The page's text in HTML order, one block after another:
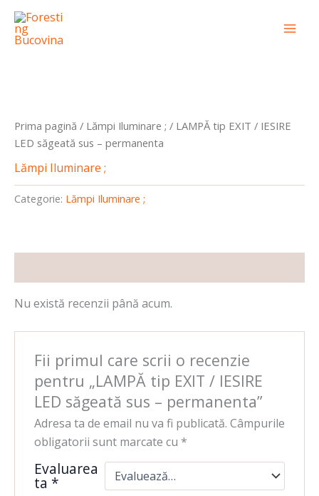
conținut
Skip
content
Prima pagină / Lămpi Iluminare ; / LAMPĂ tip EXIT / IESIRE
LED săgeată sus – permanenta
Lămpi Iluminare ;
Categorie: Lămpi Iluminare ;
Nu există recenzii până acum.
Fii primul care scrii o recenzie
pentru „LAMPĂ tip EXIT / IESIRE
LED săgeată sus – permanenta”
Adresa ta de email nu va fi publicată. Câmpurile
obligatorii sunt marcate cu *
Evaluarea
ta *